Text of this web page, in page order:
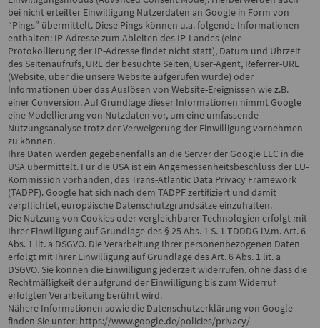
bei nicht erteilter Einwilligung Nutzerdaten an Google in Form von
“Pings” übermittelt. Diese Pings können u.a. folgende Informationen
enthalten: IP-Adresse zum Ableiten des IP-Landes (eine
Protokollierung der IP-Adresse findet nicht statt), Datum und Uhrzeit
des Seitenaufrufs, URL der besuchte Seiten, User-Agent, Referrer-URL
(Website, über die unsere Website aufgerufen wurde) oder
Informationen über das Auslösen von Website-Ereignissen wie z.B.
einer Conversion. Auf Grundlage dieser Informationen nimmt Google
eine Modellierung von Nutzdaten vor, um eine umfassende
Nutzungsanalyse trotz der Verweigerung der Einwilligung vornehmen
zu können.
Ihre Daten werden gegebenenfalls an die Server der Google LLC in die
USA übermittelt. Für die USA ist ein Angemessenheitsbeschluss der EU-
Kommission vorhanden, das Trans-Atlantic Data Privacy Framework
(TADPF). Google hat sich nach dem TADPF zertifiziert und damit
verpflichtet, europäische Datenschutzgrundsätze einzuhalten.
Die Nutzung von Cookies oder vergleichbarer Technologien erfolgt mit
Ihrer Einwilligung auf Grundlage des § 25 Abs. 1 S. 1 TDDDG i.V.m. Art. 6
Abs. 1 lit. a DSGVO. Die Verarbeitung Ihrer personenbezogenen Daten
erfolgt mit Ihrer Einwilligung auf Grundlage des Art. 6 Abs. 1 lit. a
DSGVO. Sie können die Einwilligung jederzeit widerrufen, ohne dass die
Rechtmäßigkeit der aufgrund der Einwilligung bis zum Widerruf
erfolgten Verarbeitung berührt wird.
Nähere Informationen sowie die Datenschutzerklärung von Google
finden Sie unter: https://www.google.de/policies/privacy/